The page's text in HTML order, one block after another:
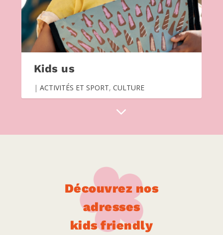
Kids us
| ACTIVITÉS ET SPORT, CULTURE
Découvrez nos
adresses
kids friendly